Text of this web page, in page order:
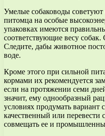
Умелые собаководы советуют
питомца на особые
упаковках имеются
соответствующие весу
Следите, дабы животное
воде.
Кроме этого при сильной
кормами их рекомендуется
если на протяжении семи
значит, ему однообразный
условиях продумать вариант
качественный или перевести
совмещать ее и